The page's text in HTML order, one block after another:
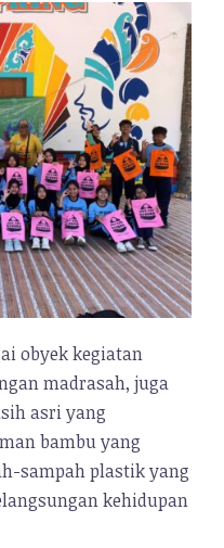
obyek kegiatan
madrasah, juga
asri yang
bambu yang
sampah plastik yang
kehidupan